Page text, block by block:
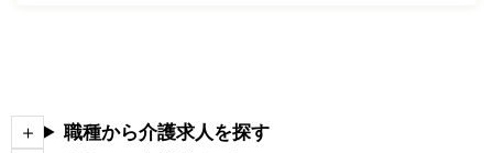
職種から介護求人を探す